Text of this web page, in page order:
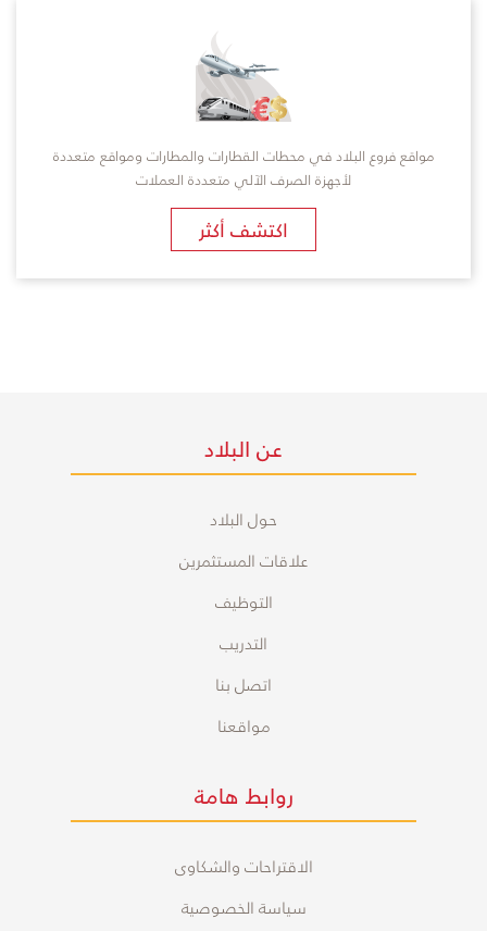
مواقع فروع البلاد في محطات القطارات والمطارات ومواقع متعددة
لأجهزة الصرف الآلي متعددة العملات
اكتشف أكثر
عن البلاد
حول البلاد
علاقات المستثمرين
التوظيف
التدريب
اتصل بنا
مواقعنا
روابط هامة
الاقتراحات والشكاوى
سياسة الخصوصية